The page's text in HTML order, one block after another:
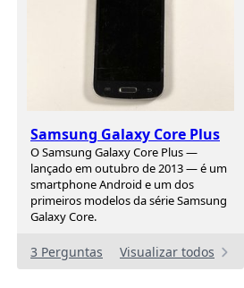
Samsung Galaxy Core Plus
O Samsung Galaxy Core Plus —
lançado em outubro de 2013 — é um
smartphone Android e um dos
primeiros modelos da série Samsung
Galaxy Core.
3 Perguntas Visualizar todos